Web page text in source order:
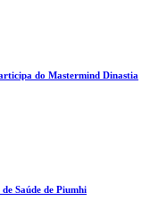
do Mastermind Dinastia
Saúde de Piumhi